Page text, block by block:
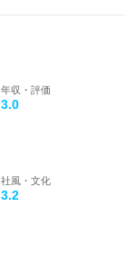
年収・評価
3.0
社風・文化
3.2